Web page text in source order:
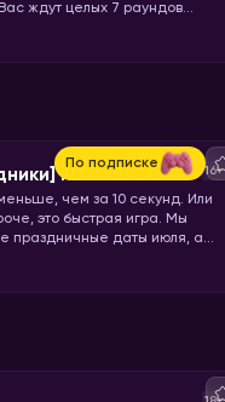
ждут целых 7 раундов
сериалов и мультфильмов.
По подписке
июль 16+
чем за 10 секунд. Или
это быстрая игра. Мы
праздничные даты июля, а
особенности этих